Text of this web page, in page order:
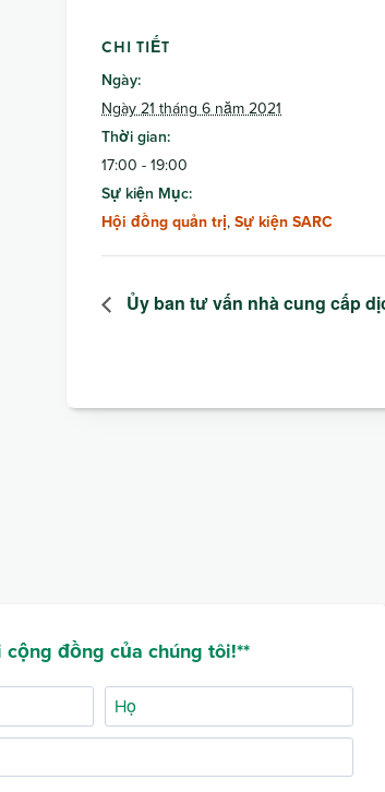
CHI TIẾT
Ngày:
Ngày 21 tháng 6 năm 2021
Thời gian:
17:00 - 19:00
Sự kiện Mục:
Hội đồng quản trị, Sự kiện SARC
Ủy ban tư vấn nhà cung cấp
đồng của chúng tôi!**
Họ